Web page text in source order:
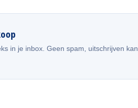
in je inbox. Geen spam, uitschrijven kan